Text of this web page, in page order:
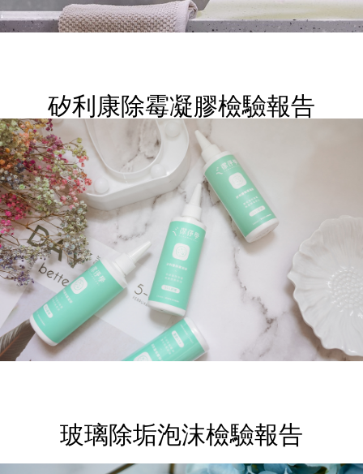
矽利康除霉凝膠檢驗報告
玻璃除垢泡沫檢驗報告